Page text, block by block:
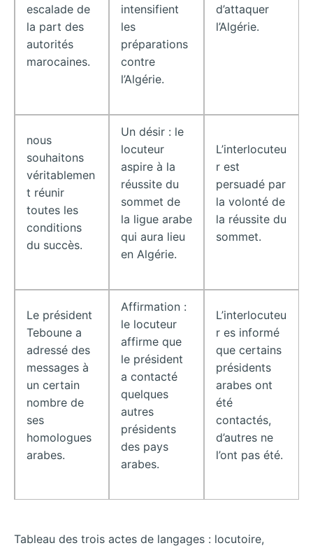
escalade de
la part des
autorités
marocaines.
intensifient
les
préparations
contre
l’Algérie.
d’attaquer
l’Algérie.
nous
souhaitons
véritablemen
t réunir
toutes les
conditions
du succès.
Un désir : le
locuteur
aspire à la
réussite du
sommet de
la ligue arabe
qui aura lieu
en Algérie.
L’interlocuteu
r est
persuadé par
la volonté de
la réussite du
sommet.
Le président
Teboune a
adressé des
messages à
un certain
nombre de
ses
homologues
arabes.
Affirmation :
le locuteur
affirme que
le président
a contacté
quelques
autres
présidents
des pays
arabes.
L’interlocuteu
r es informé
que certains
présidents
arabes ont
été
contactés,
d’autres ne
l’ont pas été.
Tableau des trois actes de langages : locutoire,